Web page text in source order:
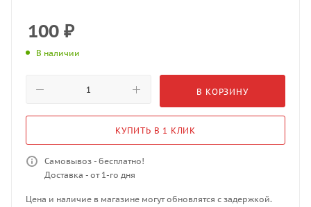
100 ₽
В наличии
В КОРЗИНУ
КУПИТЬ В 1 КЛИК
Самовывоз - бесплатно!
Доставка - от 1-го дня
Цена и наличие в магазине могут обновлятся с задержкой.